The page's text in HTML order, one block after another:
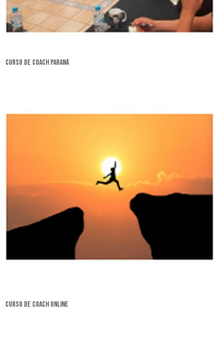
curso de coach Paraná
curso de coach online